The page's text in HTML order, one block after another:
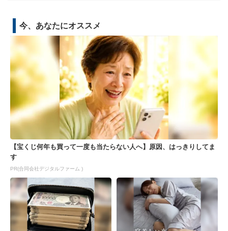
今、あなたにオススメ
【宝くじ何年も買って一度も当たらない人へ】原因、はっきりしてま
す
PR(合同会社デジタルファーム )